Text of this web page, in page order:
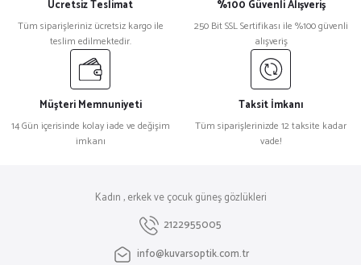
₺ 31.499
%32
Bottega Veneta Bv1176S Cat Eye Yeşil Kadın Güneş Gözlüğü
Dsquared2 D2 0061/S Leopar Kadın Güneş Gözlüğü
Ücretsiz Teslimat
Tüm siparişleriniz ücretsiz kargo ile
teslim edilmektedir.
%100 Güvenli Alışveriş
250 Bit SSL Sertifikası ile %100 güvenli
alışveriş
Müşteri Memnuniyeti
14 Gün içerisinde kolay iade ve değişim
imkanı
Taksit İmkanı
Tüm siparişlerinizde 12 taksite kadar
vade!
Kadın , erkek ve çocuk güneş gözlükleri
2122955005
info@kuvarsoptik.com.tr